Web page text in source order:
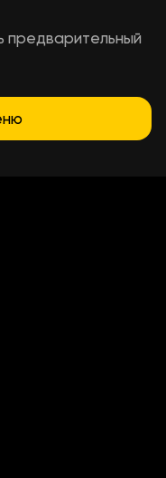
предварительный